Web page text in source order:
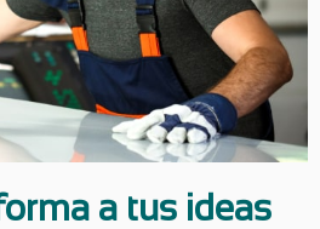
a tus ideas